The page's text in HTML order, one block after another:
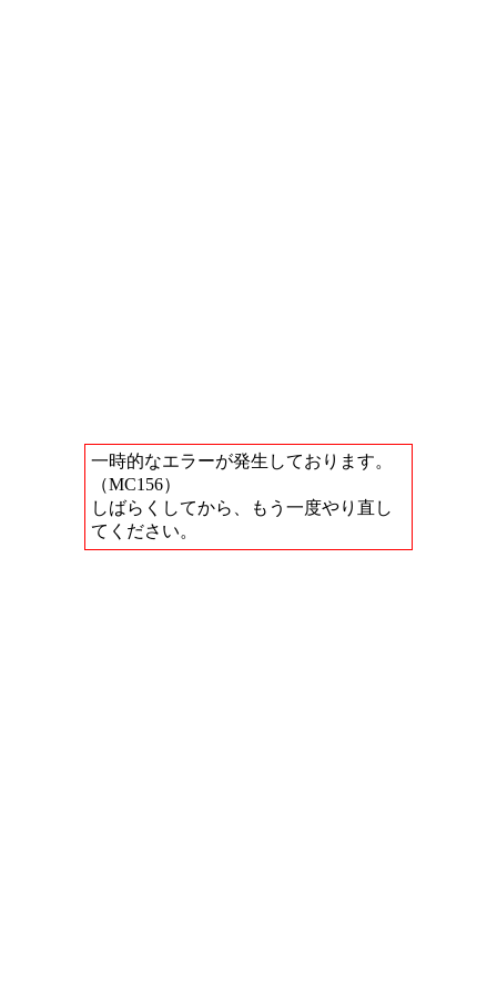
一時的なエラーが発生しております。
（MC156）
しばらくしてから、もう一度やり直し
てください。